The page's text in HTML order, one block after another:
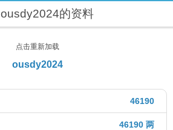
ousdy2024的资料
点击重新加载
ousdy2024
46190
46190 两